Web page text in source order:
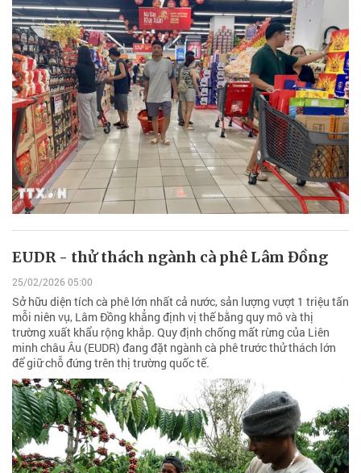
EUDR - thử thách ngành cà phê Lâm Đồng
25/02/2026 05:00
Sở hữu diện tích cà phê lớn nhất cả nước, sản lượng vượt 1 triệu tấn
mỗi niên vụ, Lâm Đồng khẳng định vị thế bằng quy mô và thị
trường xuất khẩu rộng khắp. Quy định chống mất rừng của Liên
minh châu Âu (EUDR) đang đặt ngành cà phê trước thử thách lớn
để giữ chỗ đứng trên thị trường quốc tế.